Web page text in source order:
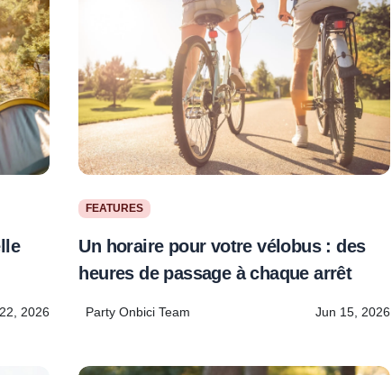
2026
FEATURES
Un horaire pour votre vélobus : des
heures de passage à chaque arrêt
Party Onbici Team Jun 15, 2026